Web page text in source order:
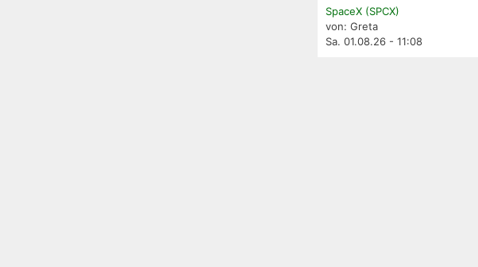
SpaceX (SPCX)
von: Greta
Sa. 01.08.26 - 11:08